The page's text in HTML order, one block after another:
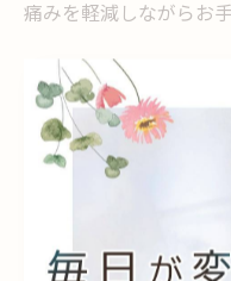
痛みを軽減しながらお
フェイシャル・脱毛サ
大阪府貝塚市清児６５